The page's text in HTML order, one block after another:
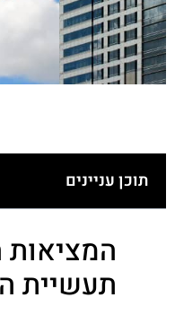
תוכן עניינים
תעשיית